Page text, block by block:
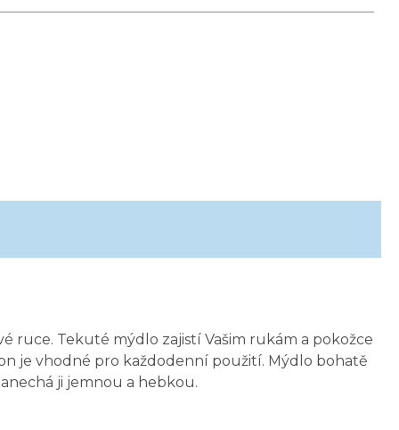
ruce. Tekuté mýdlo zajistí Vašim rukám a pokožce
je vhodné pro každodenní použití. Mýdlo bohatě
ji jemnou a hebkou.